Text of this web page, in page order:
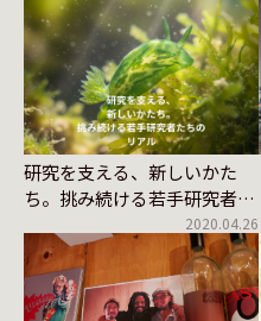
研究を支える、新しいかた
ち。挑み続ける若手研究者た
2020.04.26